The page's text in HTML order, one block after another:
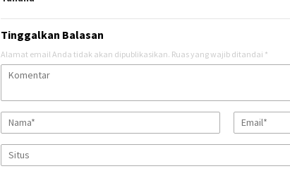
Tinggalkan Balasan
Alamat email Anda tidak akan dipublikasikan. Ruas yang wajib ditandai *